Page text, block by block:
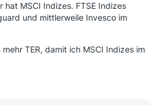
hat MSCI Indizes. FTSE Indizes
und mittlerweile Invesco im
TER, damit ich MSCI Indizes im